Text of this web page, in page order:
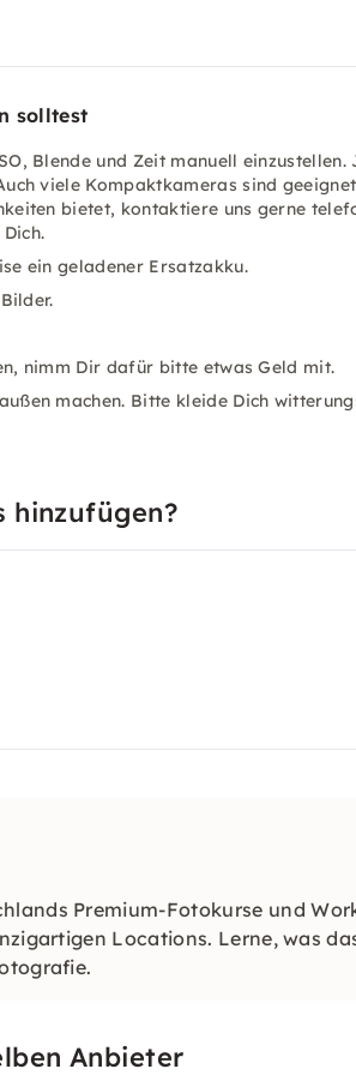
solltest
Blende und Zeit manuell einzustellen.
viele Kompaktkameras sind
bietet, kontaktiere uns gerne
ein geladener Ersatzakku.
nimm Dir dafür bitte etwas Geld mit.
machen. Bitte kleide Dich
hinzufügen?
Premium-Fotokurse und
Locations. Lerne, was
Anbieter